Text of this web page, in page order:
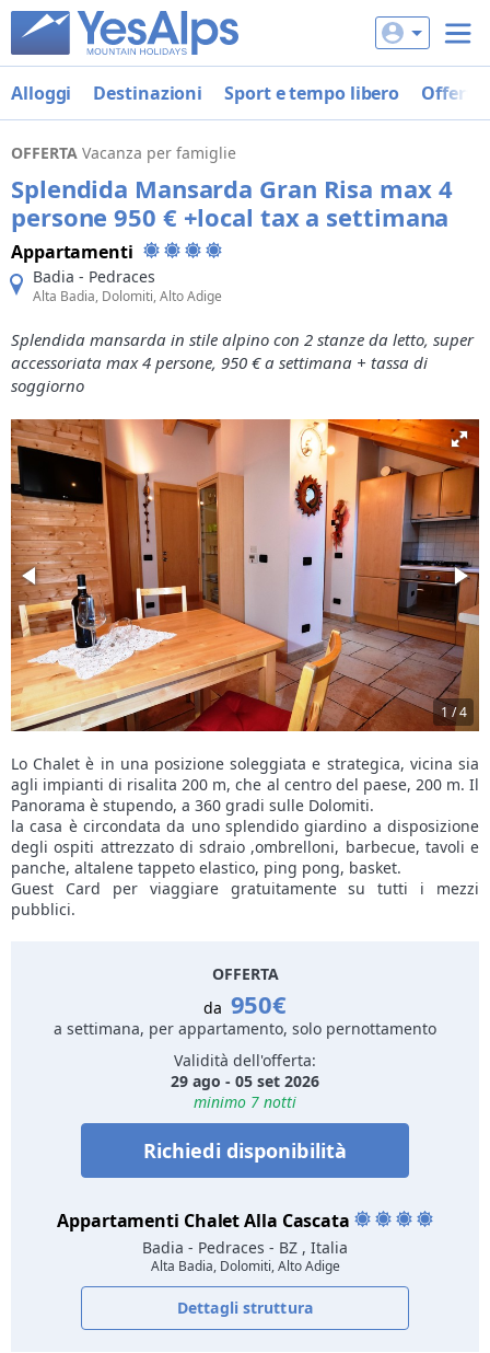
Alloggi Destinazioni Sport e tempo libero Offerte
OFFERTA Vacanza per famiglie
Splendida Mansarda Gran Risa max 4
persone 950 € +local tax a settimana
Appartamenti
Badia - Pedraces
Alta Badia, Dolomiti, Alto Adige
Splendida mansarda in stile alpino con 2 stanze da letto, super
accessoriata max 4 persone, 950 € a settimana + tassa di
soggiorno
1 /4
Lo Chalet è in una posizione soleggiata e strategica, vicina sia
agli impianti di risalita 200 m, che al centro del paese, 200 m. Il
Panorama è stupendo, a 360 gradi sulle Dolomiti.
la casa è circondata da uno splendido giardino a disposizione
degli ospiti attrezzato di sdraio ,ombrelloni, barbecue, tavoli e
panche, altalene tappeto elastico, ping pong, basket.
Guest Card per viaggiare gratuitamente su tutti i mezzi
pubblici.
OFFERTA
da 950€
a settimana, per appartamento, solo pernottamento
Validità dell'offerta:
29 ago - 05 set 2026
minimo 7 notti
Richiedi disponibilità
Appartamenti Chalet Alla Cascata
Badia - Pedraces - BZ , Italia
Alta Badia, Dolomiti, Alto Adige
Dettagli struttura